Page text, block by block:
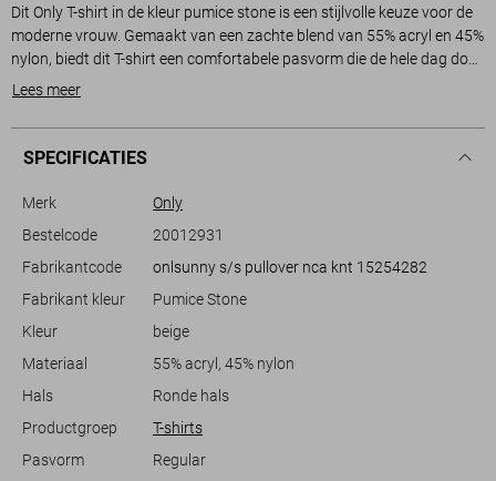
Dit Only T-shirt in de kleur pumice stone is een stijlvolle keuze voor de
moderne vrouw. Gemaakt van een zachte blend van 55% acryl en 45%
nylon, biedt dit T-shirt een comfortabele pasvorm die de hele dag door
fijn draagt. Het heeft een regular fit en een rond afgewerkte hals, wat
patroon geeft het T-shirt een subtiele structuur, waardoor het
gemakkelijk te combineren is met verschillende stijlen en outfits.
gelegenheden dankzij zijn tijdloze en veelzijdige design. De korte
warme lente- en zomerdagen. Combineer het met een zwarte broek
voor een chique look of ga voor een ontspannen uitstraling met je
favoriete jeans. Dit T-shirt past moeiteloos in jouw garderobe als
Lees meer
SPECIFICATIES
Merk
Only
Bestelcode
20012931
Fabrikantcode
onlsunny s/s pullover nca knt 15254282
Fabrikant kleur
Pumice Stone
Kleur
beige
Materiaal
55% acryl, 45% nylon
Hals
Ronde hals
Productgroep
T-shirts
Pasvorm
Regular